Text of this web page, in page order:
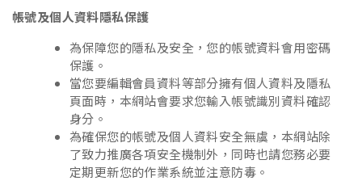
帳號及個人資料隱私保護
為保障您的隱私及安全，您的帳號資料會用密碼
保護。
當您要編輯會員資料等部分擁有個人資料及隱私
頁面時，本網站會要求您輸入帳號識別資料確認
身分。
為確保您的帳號及個人資料安全無虞，本網站除
了致力推廣各項安全機制外，同時也請您務必要
定期更新您的作業系統並注意防毒。